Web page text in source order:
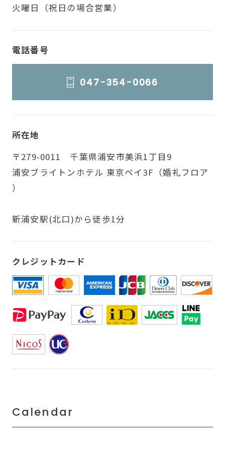
火曜日（祝日の場合営業）
電話番号
047-354-0066
所在地
〒279-0011 千葉県浦安市美浜1丁目9
浦安ブライトンホテル 東京ベイ3F（婚礼フロア
）
新浦安駅(北口)から徒歩1分
クレジットカード
Calendar